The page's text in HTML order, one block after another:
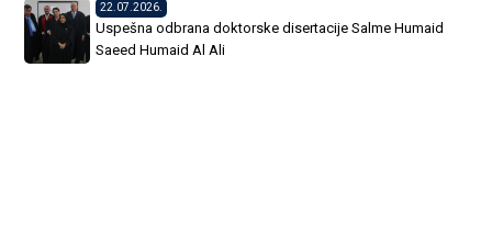
22.07.2026.
Uspešna odbrana doktorske disertacije Salme Humaid
Saeed Humaid Al Ali